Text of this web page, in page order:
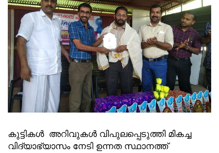
കുട്ടികള്‍ അറിവുകള്‍ വിപുലപ്പെടുത്തി മികച്ച
വിദ്യാഭ്യാസം നേടി ഉന്നത സ്ഥാനത്ത്